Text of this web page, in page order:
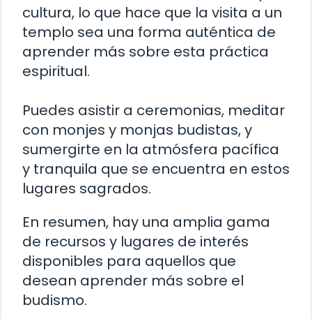
cultura, lo que hace que la visita a un
templo sea una forma auténtica de
aprender más sobre esta práctica
espiritual.
Puedes asistir a ceremonias, meditar
con monjes y monjas budistas, y
sumergirte en la atmósfera pacífica
y tranquila que se encuentra en estos
lugares sagrados.
En resumen, hay una amplia gama
de recursos y lugares de interés
disponibles para aquellos que
desean aprender más sobre el
budismo.